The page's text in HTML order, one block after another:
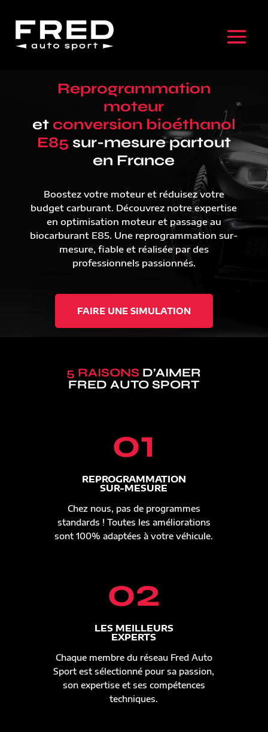
Reprogrammation
moteur
et conversion bioéthanol
E85 sur-mesure partout
en France
Boostez votre moteur et réduisez votre
budget carburant. Découvrez notre expertise
en optimisation moteur et passage au
biocarburant E85. Une reprogrammation sur-
mesure, fiable et réalisée par des
professionnels passionnés.
FAIRE UNE SIMULATION
5 RAISONS D’AIMER
FRED AUTO SPORT
01
REPROGRAMMATION
SUR-MESURE
Chez nous, pas de programmes
standards ! Toutes les améliorations
sont 100% adaptées à votre véhicule.
02
LES MEILLEURS
EXPERTS
Chaque membre du réseau Fred Auto
Sport est sélectionné pour sa passion,
son expertise et ses compétences
techniques.